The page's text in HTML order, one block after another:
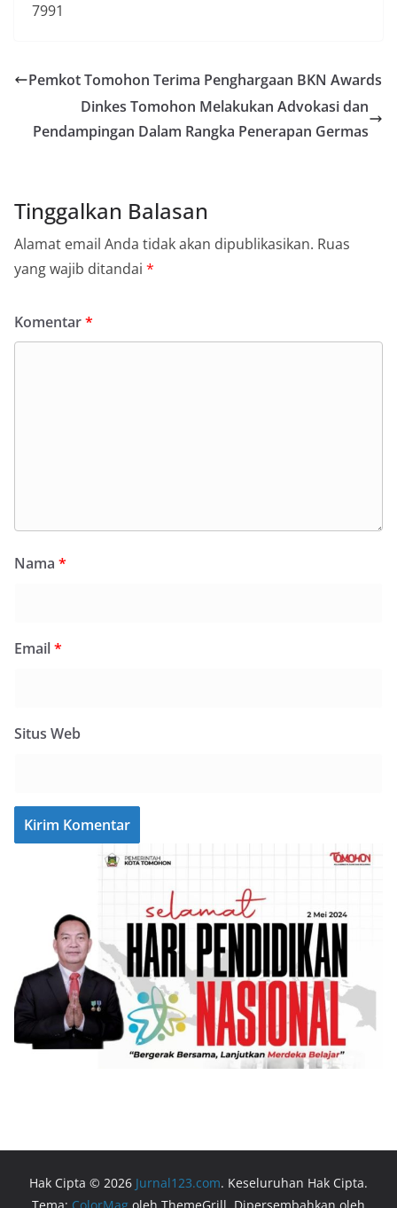
7991
Pemkot Tomohon Terima Penghargaan BKN Awards
Dinkes Tomohon Melakukan Advokasi dan
Pendampingan Dalam Rangka Penerapan Germas
Tinggalkan Balasan
Alamat email Anda tidak akan dipublikasikan. Ruas
yang wajib ditandai *
Komentar*
Nama *
Email*
Situs Web
Hak Cipta © 2026 Jurnal123.com. Keseluruhan Hak Cipta.